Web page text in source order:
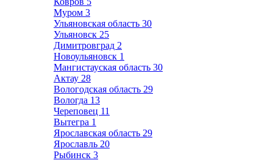
Муром 3
Ульяновская область 30
Ульяновск 25
Димитровград 2
Новоульяновск 1
Мангистауская область 30
Актау 28
Вологодская область 29
Вологда 13
Череповец 11
Вытегра 1
Ярославская область 29
Ярославль 20
Рыбинск 3